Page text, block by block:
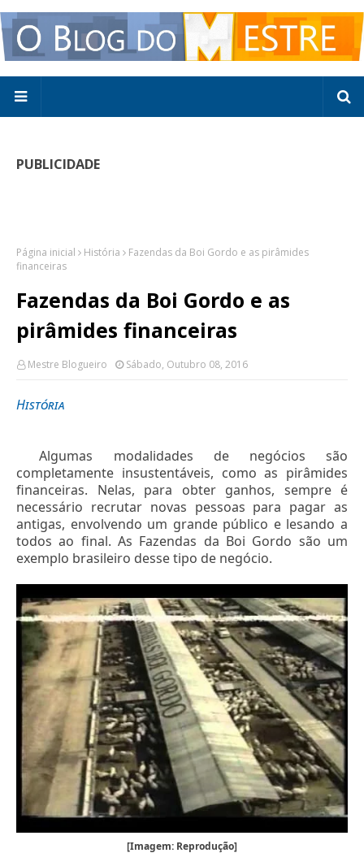
PUBLICIDADE
Página inicial História
Fazendas da Boi Gordo e as pirâmides
financeiras
Fazendas da Boi Gordo e as
pirâmides financeiras
Mestre Blogueiro Sábado, Outubro 08, 2016
História
Algumas modalidades de negócios são
completamente insustentáveis, como as pirâmides
financeiras. Nelas, para obter ganhos, sempre é
necessário recrutar novas pessoas para pagar as
antigas, envolvendo um grande público e lesando a
todos ao final. As Fazendas da Boi Gordo são um
exemplo brasileiro desse tipo de negócio.
[Imagem: Reprodução]